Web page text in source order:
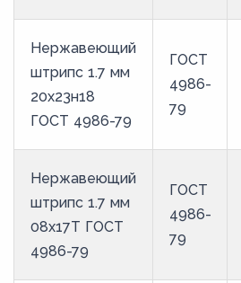
Нержавеющий
штрипс 1.7 мм
20х23н18
ГОСТ 4986-79
ГОСТ
4986-
79
Нержавеющий
штрипс 1.7 мм
08х17Т ГОСТ
4986-79
ГОСТ
4986-
79